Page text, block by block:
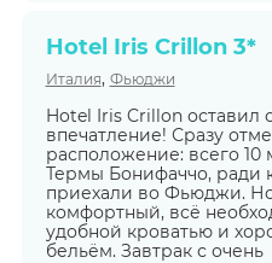
Hotel Iris Crillon 3*
Италия, Фьюджи
Hotel Iris Crillon оставил
впечатление! Сразу
расположение: всего
Термы Бонифаччо, ради
приехали во Фьюджи.
комфортный, всё
удобной кроватью и
бельём. Завтрак с очень